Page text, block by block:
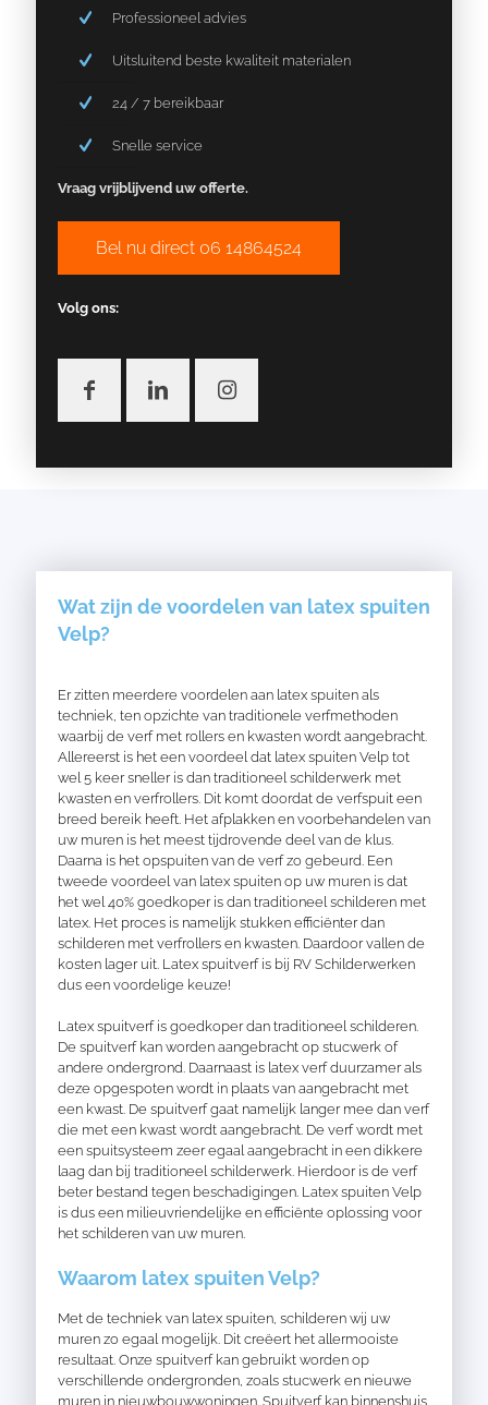
Professioneel advies
Uitsluitend beste kwaliteit materialen
24 / 7 bereikbaar
Snelle service
Vraag vrijblijvend uw offerte.
Bel nu direct 06 14864524
Volg ons:
Wat zijn de voordelen van latex spuiten
Velp?
Er zitten meerdere voordelen aan latex spuiten als
techniek, ten opzichte van traditionele verfmethoden
waarbij de verf met rollers en kwasten wordt aangebracht.
Allereerst is het een voordeel dat latex spuiten Velp tot
wel 5 keer sneller is dan traditioneel schilderwerk met
kwasten en verfrollers. Dit komt doordat de verfspuit een
breed bereik heeft. Het afplakken en voorbehandelen van
uw muren is het meest tijdrovende deel van de klus.
Daarna is het opspuiten van de verf zo gebeurd. Een
tweede voordeel van latex spuiten op uw muren is dat
het wel 40% goedkoper is dan traditioneel schilderen met
latex. Het proces is namelijk stukken efficiënter dan
schilderen met verfrollers en kwasten. Daardoor vallen de
kosten lager uit. Latex spuitverf is bij RV Schilderwerken
dus een voordelige keuze!
Latex spuitverf is goedkoper dan traditioneel schilderen.
De spuitverf kan worden aangebracht op stucwerk of
andere ondergrond. Daarnaast is latex verf duurzamer als
deze opgespoten wordt in plaats van aangebracht met
een kwast. De spuitverf gaat namelijk langer mee dan verf
die met een kwast wordt aangebracht. De verf wordt met
een spuitsysteem zeer egaal aangebracht in een dikkere
laag dan bij traditioneel schilderwerk. Hierdoor is de verf
beter bestand tegen beschadigingen. Latex spuiten Velp
is dus een milieuvriendelijke en efficiënte oplossing voor
het schilderen van uw muren.
Waarom latex spuiten Velp?
Met de techniek van latex spuiten, schilderen wij uw
muren zo egaal mogelijk. Dit creëert het allermooiste
resultaat. Onze spuitverf kan gebruikt worden op
verschillende ondergronden, zoals stucwerk en nieuwe
muren in nieuwbouwwoningen. Spuitverf kan binnenshuis